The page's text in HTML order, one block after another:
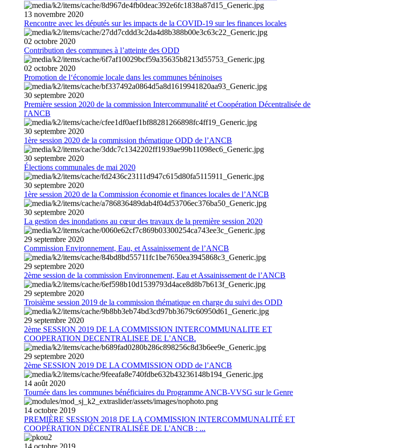
13 novembre 2020
Rencontre avec les députés sur les impacts de la COVID-19 sur les finances locales
02 octobre 2020
Contribution des communes à l’atteinte des ODD
02 octobre 2020
Promotion de l‘économie locale dans les communes béninoises
30 septembre 2020
Première session 2020 de la commission Intercommunalité et Coopération Décentralisée de
l'ANCB
30 septembre 2020
1ère session 2020 de la commission thématique ODD de l’ANCB
30 septembre 2020
Élections communales de mai 2020
30 septembre 2020
1ère session 2020 de la Commission économie et finances locales de l’ANCB
30 septembre 2020
La gestion des inondations au cœur des travaux de la première session 2020
29 septembre 2020
Commission Environnement, Eau, et Assainissement de l’ANCB
29 septembre 2020
2ème session de la commission Environnement, Eau et Assainissement de l’ANCB
29 septembre 2020
Troisième session 2019 de la commission thématique en charge du suivi des ODD
29 septembre 2020
2ème SESSION 2019 DE LA COMMISSION INTERCOMMUNALITE ET
COOPERATION DECENTRALISEE DE L’ANCB.
29 septembre 2020
2ème SESSION 2019 DE LA COMMISSION ODD de l’ANCB
14 août 2020
Tournée dans les communes bénéficiaires du Programme ANCB-VVSG sur le Genre
14 octobre 2019
PREMIÈRE SESSION 2018 DE LA COMMISSION INTERCOMMUNALITÉ ET
COOPÉRATION DÉCENTRALISÉE DE L'ANCB : ...
14 octobre 2019